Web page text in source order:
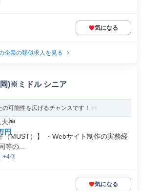
気になる
企業の類似求人を見る
)※ミドル シニア
可能性を広げるチャンスです！
神
円
（MUST）】 ・Webサイト制作の実務経
等の...
+4個
気になる